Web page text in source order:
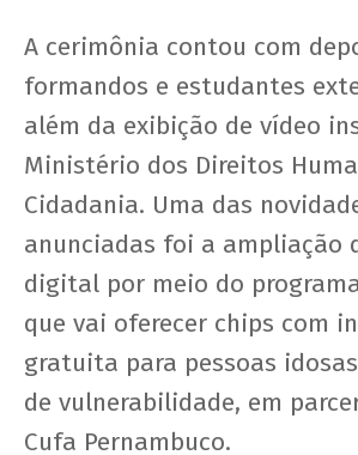
A cerimônia contou com
formandos e estudantes
além da exibição de vídeo
Ministério dos Direitos
Cidadania. Uma das
anunciadas foi a ampliação
digital por meio do
que vai oferecer chips com
gratuita para pessoas
de vulnerabilidade, em
Cufa Pernambuco.